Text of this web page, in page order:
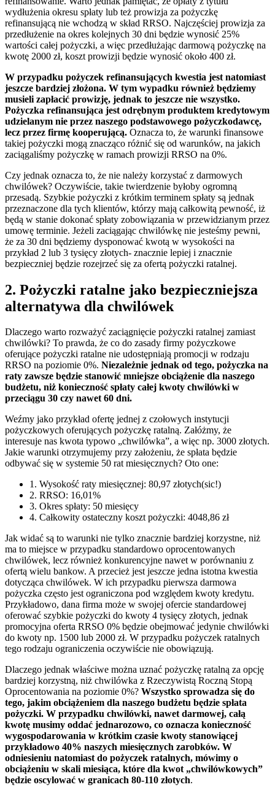
wydłużenia okresu spłaty lub też prowizja za pożyczkę
refinansującą nie wchodzą w skład RRSO. Najczęściej prowizja za
przedłużenie na okres kolejnych 30 dni będzie wynosić 25%
wartości całej pożyczki, a więc przedłużając darmową pożyczkę na
kwotę 2000 zł, koszt prowizji będzie wynosić około 400 zł.
W przypadku pożyczek refinansujących kwestia jest natomiast
jeszcze bardziej złożona. W tym wypadku również będziemy
musieli zapłacić prowizję, jednak to jeszcze nie wszystko.
Pożyczka refinansująca jest odrębnym produktem kredytowym
udzielanym nie przez naszego podstawowego pożyczkodawcę,
lecz przez firmę kooperującą. Oznacza to, że warunki finansowe
takiej pożyczki mogą znacząco różnić się od warunków, na jakich
zaciągaliśmy pożyczkę w ramach prowizji RRSO na 0%.
Czy jednak oznacza to, że nie należy korzystać z darmowych
chwilówek? Oczywiście, takie twierdzenie byłoby ogromną
przesadą. Szybkie pożyczki z krótkim terminem spłaty są jednak
przeznaczone dla tych klientów, którzy mają całkowitą pewność, iż
będą w stanie dokonać spłaty zobowiązania w przewidzianym przez
umowę terminie. Jeżeli zaciągając chwilówkę nie jesteśmy pewni,
że za 30 dni będziemy dysponować kwotą w wysokości na
przykład 2 lub 3 tysięcy złotych- znacznie lepiej i znacznie
bezpieczniej będzie rozejrzeć się za ofertą pożyczki ratalnej.
2. Pożyczki ratalne jako bezpieczniejsza
alternatywa dla chwilówek
Dlaczego warto rozważyć zaciągnięcie pożyczki ratalnej zamiast
chwilówki? To prawda, że co do zasady firmy pożyczkowe
oferujące pożyczki ratalne nie udostępniają promocji w rodzaju
RRSO na poziomie 0%. Niezależnie jednak od tego, pożyczka na
raty zawsze będzie stanowić mniejsze obciążenie dla naszego
budżetu, niż konieczność spłaty całej kwoty chwilówki w
przeciągu 30 czy nawet 60 dni.
Weźmy jako przykład ofertę jednej z czołowych instytucji
pożyczkowych oferujących pożyczkę ratalną. Załóżmy, że
interesuje nas kwota typowo „chwilówka”, a więc np. 3000 złotych.
Jakie warunki otrzymujemy przy założeniu, że spłata będzie
odbywać się w systemie 50 rat miesięcznych? Oto one:
1. Wysokość raty miesięcznej: 80,97 złotych(sic!)
2. RRSO: 16,01%
3. Okres spłaty: 50 miesięcy
4. Całkowity ostateczny koszt pożyczki: 4048,86 zł
Jak widać są to warunki nie tylko znacznie bardziej korzystne, niż
ma to miejsce w przypadku standardowo oprocentowanych
chwilówek, lecz również konkurencyjne nawet w porównaniu z
ofertą wielu bankow. A przecież jest jeszcze jedna istotna kwestia
dotycząca chwilówek. W ich przypadku pierwsza darmowa
pożyczka często jest ograniczona pod względem kwoty kredytu.
Przykładowo, dana firma może w swojej ofercie standardowej
oferować szybkie pożyczki do kwoty 4 tysięcy złotych, jednak
promocyjna oferta RRSO 0% będzie obejmować jedynie chwilówki
do kwoty np. 1500 lub 2000 zł. W przypadku pożyczek ratalnych
tego rodzaju ograniczenia oczywiście nie obowiązują.
Dlaczego jednak właściwe można uznać pożyczkę ratalną za opcję
bardziej korzystną, niż chwilówka z Rzeczywistą Roczną Stopą
Oprocentowania na poziomie 0%? Wszystko sprowadza się do
tego, jakim obciążeniem dla naszego budżetu będzie spłata
pożyczki. W przypadku chwilówki, nawet darmowej, całą
kwotę musimy oddać jednarozowo, co oznacza konieczność
wygospodarowania w krótkim czasie kwoty stanowiącej
przykładowo 40% naszych miesięcznych zarobków. W
odniesieniu natomiast do pożyczek ratalnych, mówimy o
obciążeniu w skali miesiąca, które dla kwot „chwilówkowych”
będzie oscylować w granicach 80-110 złotych.